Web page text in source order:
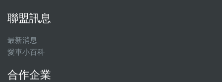
聯盟訊息
最新消息
愛車小百科
合作企業